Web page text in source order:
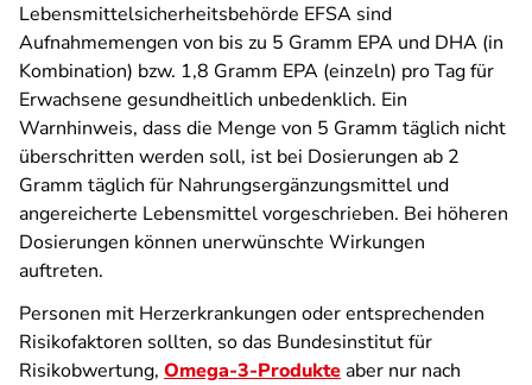
Lebensmittelsicherheitsbehörde EFSA sind
Aufnahmemengen von bis zu 5 Gramm EPA und DHA (in
Kombination) bzw. 1,8 Gramm EPA (einzeln) pro Tag für
Erwachsene gesundheitlich unbedenklich. Ein
Warnhinweis, dass die Menge von 5 Gramm täglich nicht
überschritten werden soll, ist bei Dosierungen ab 2
Gramm täglich für Nahrungsergänzungsmittel und
angereicherte Lebensmittel vorgeschrieben. Bei höheren
Dosierungen können unerwünschte Wirkungen
auftreten.
Personen mit Herzerkrankungen oder entsprechenden
Risikofaktoren sollten, so das Bundesinstitut für
Risikobwertung, Omega-3-Produkteaber nur nach